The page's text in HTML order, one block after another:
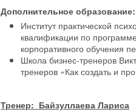
Дополнительное образование:
Институт практической
квалификации по
корпоративного обучения
Школа бизнес-тренеров
тренеров «Как создать и
Тренер: Байзуллаева Лариса